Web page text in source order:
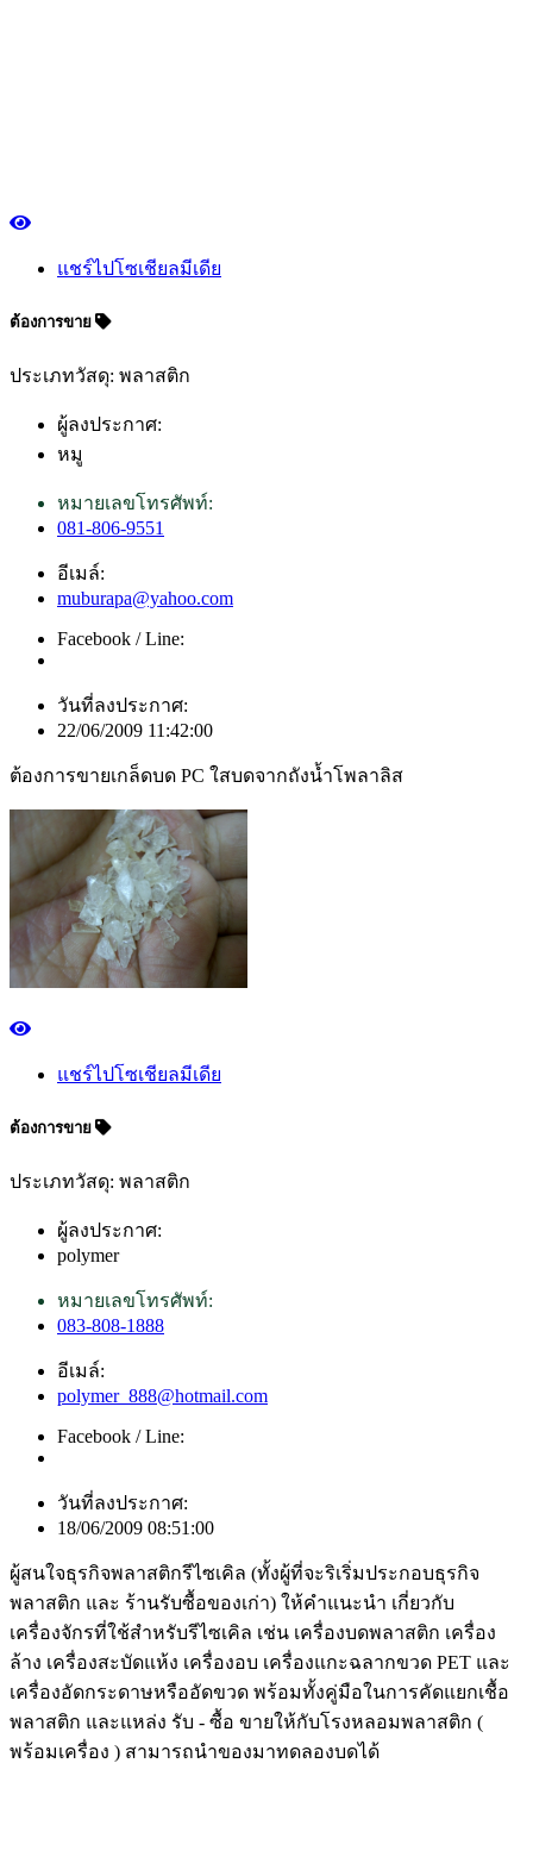
แชร์ไปโซเชียลมีเดีย
ต้องการขาย
ประเภทวัสดุ: พลาสติก
ผู้ลงประกาศ:
หมู
หมายเลขโทรศัพท์:
081-806-9551
อีเมล์:
muburapa@yahoo.com
Facebook / Line:
วันที่ลงประกาศ:
22/06/2009 11:42:00
ต้องการขายเกล็ดบด PC ใสบดจากถังน้ำโพลาลิส
แชร์ไปโซเชียลมีเดีย
ต้องการขาย
ประเภทวัสดุ: พลาสติก
ผู้ลงประกาศ:
polymer
หมายเลขโทรศัพท์:
083-808-1888
อีเมล์:
polymer_888@hotmail.com
Facebook / Line:
วันที่ลงประกาศ:
18/06/2009 08:51:00
ผู้สนใจธุรกิจพลาสติกรีไซเคิล (ทั้งผู้ที่จะริเริ่มประกอบธุรกิจ
พลาสติก และ ร้านรับซื้อของเก่า) ให้คำแนะนำ เกี่ยวกับ
เครื่องจักรที่ใช้สำหรับรีไซเคิล เช่น เครื่องบดพลาสติก เครื่อง
ล้าง เครื่องสะบัดแห้ง เครื่องอบ เครื่องแกะฉลากขวด PET และ
เครื่องอัดกระดาษหรืออัดขวด พร้อมทั้งคู่มือในการคัดแยกเชื้อ
พลาสติก และแหล่ง รับ - ซื้อ ขายให้กับโรงหลอมพลาสติก (
พร้อมเครื่อง ) สามารถนำของมาทดลองบดได้